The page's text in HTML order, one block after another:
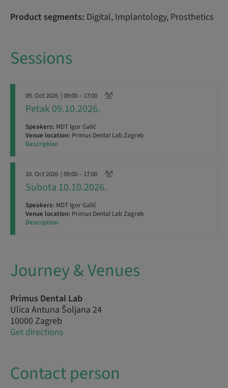
Product segments: Digital, Implantology, Prosthetics
Sessions
09. Oct 2026 | 09:00 – 17:00
Petak 09.10.2026.
Speakers: MDT Igor Galić
Venue location: Primus Dental Lab Zagreb
Description
10. Oct 2026 | 09:00 – 17:00
Subota 10.10.2026.
Speakers: MDT Igor Galić
Venue location: Primus Dental Lab Zagreb
Description
Journey & Venues
Primus Dental Lab
Ulica Antuna Šoljana 24
10000 Zagreb
Get directions
Contact person